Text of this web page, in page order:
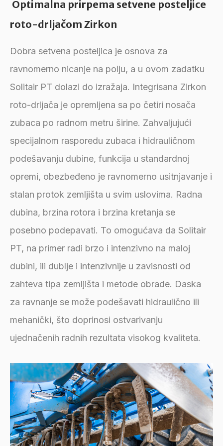
Optimalna prirpema setvene posteljice
roto-drljačom Zirkon
Dobra setvena posteljica je osnova za
ravnomerno nicanje na polju, a u ovom zadatku
Solitair PT dolazi do izražaja. Integrisana Zirkon
roto-drljača je opremljena sa po četiri nosača
zubaca po radnom metru širine. Zahvaljujući
specijalnom rasporedu zubaca i hidrauličnom
podešavanju dubine, funkcija u standardnoj
opremi, obezbeđeno je ravnomerno usitnjavanje i
stalan protok zemljišta u svim uslovima. Radna
dubina, brzina rotora i brzina kretanja se
posebno podepavati. To omogućava da Solitair
PT, na primer radi brzo i intenzivno na maloj
dubini, ili dublje i intenzivnije u zavisnosti od
zahteva tipa zemljišta i metode obrade. Daska
za ravnanje se može podešavati hidraulično ili
mehanički, što doprinosi ostvarivanju
ujednačenih radnih rezultata visokog kvaliteta.